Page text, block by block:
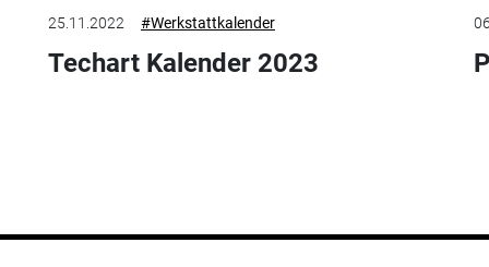
25.11.2022 #Werkstattkalender
Techart Kalender 2023